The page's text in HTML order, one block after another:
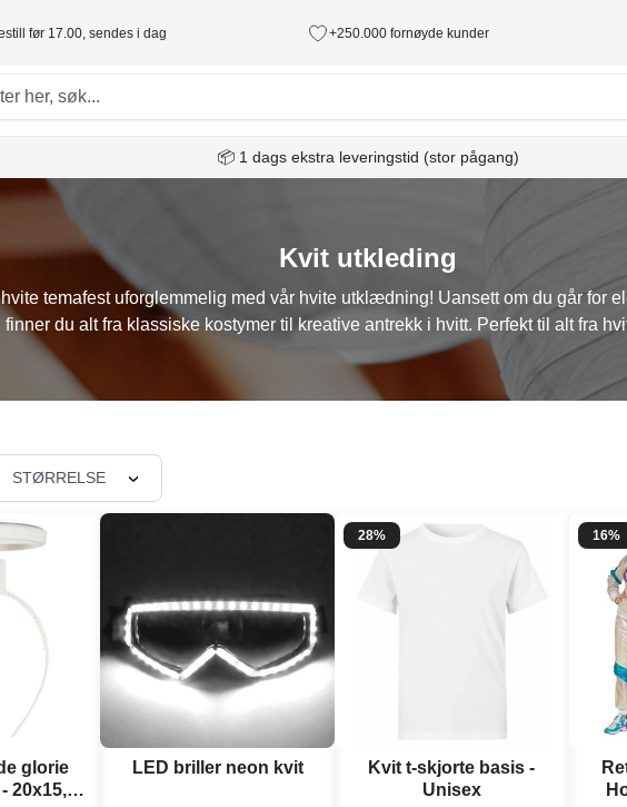
før 17.00, sendes i dag +250.000 fornøyde kunder
📦 1 dags ekstra leveringstid (stor pågang)
Kvit utkleding
temafest uforglemmelig med vår hvite utklædning! Uansett om du går for
finner du alt fra klassiske kostymer til kreative antrekk i hvitt. Perfekt til alt fra
STØRRELSE
glorie
20x15,6
LED briller neon kvit
28%
Kvit t-skjorte basis -
Unisex
16%